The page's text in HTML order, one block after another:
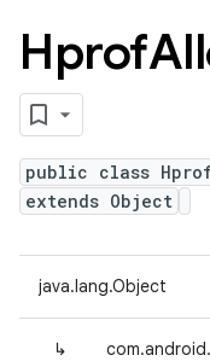
Hprof
public class
extends Object
java.lang.Object
↳